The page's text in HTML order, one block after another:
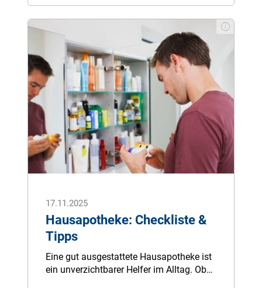
sollten: von Geschichte und Charakter
über Erziehungstipps, passende
Aktivitäten und Ernährung bis hin zu
typischen Krankheiten und Kosten. So
sind Sie bestens vorbereitet, wenn ein
Aussie Ihr Leben bereichern soll.
17.11.2025
Hausapotheke: Checkliste &
Tipps
Eine gut ausgestattete Hausapotheke ist
ein unverzichtbarer Helfer im Alltag. Ob